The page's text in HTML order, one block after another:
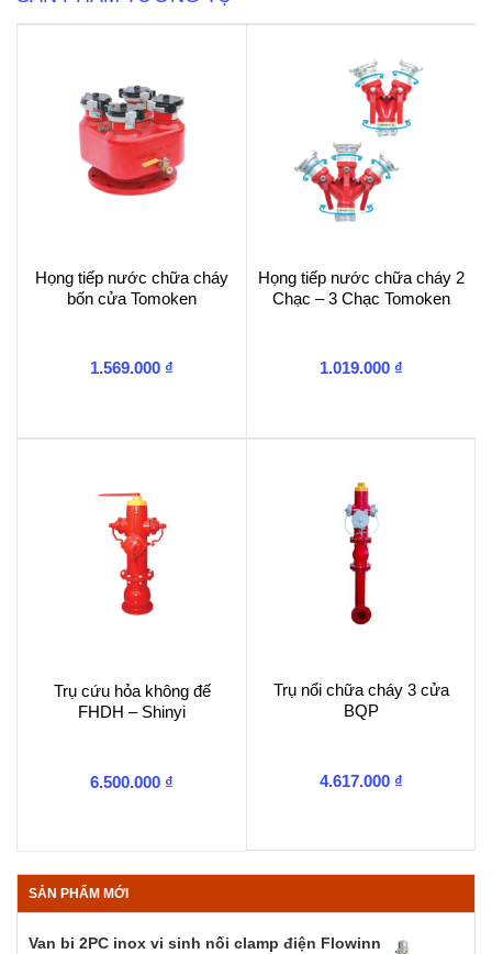
số
lượng
Họng tiếp nước chữa cháy
bốn cửa Tomoken
1.569.000 ₫
Họng tiếp nước chữa cháy 2
Chạc – 3 Chạc Tomoken
1.019.000 ₫
Trụ cứu hỏa không đế
FHDH – Shinyi
6.500.000 ₫
Trụ nổi chữa cháy 3 cửa
BQP
4.617.000 ₫
SẢN PHẨM MỚI
Van bi 2PC inox vi sinh nối clamp điện Flowinn